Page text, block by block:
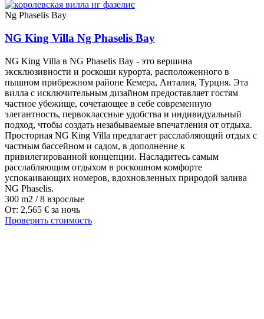
Ng Phaselis Bay
NG King Villa Ng Phaselis Bay
NG King Villa в NG Phaselis Bay - это вершина
эксклюзивности и роскоши курорта, расположенного в
пышном прибрежном районе Кемера, Анталия, Турция. Эта
вилла с исключительным дизайном предоставляет гостям
частное убежище, сочетающее в себе современную
элегантность, первоклассные удобства и индивидуальный
подход, чтобы создать незабываемые впечатления от отдыха.
Просторная NG King Villa предлагает расслабляющий отдых с
частным бассейном и садом, в дополнение к
привилегированной концепции. Насладитесь самым
расслабляющим отдыхом в роскошном комфорте
успокаивающих номеров, вдохновленных природой залива
NG Phaselis.
300 m2 /8 взрослые
От: 2,565 € за ночь
Проверить стоимость